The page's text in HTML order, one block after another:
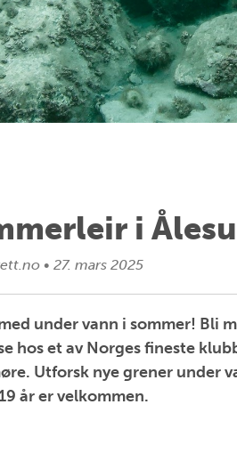
i
• 27. mars 2025
under vann i sommer! Bli
hos et av Norges fineste
Utforsk nye grener under
år er velkommen.